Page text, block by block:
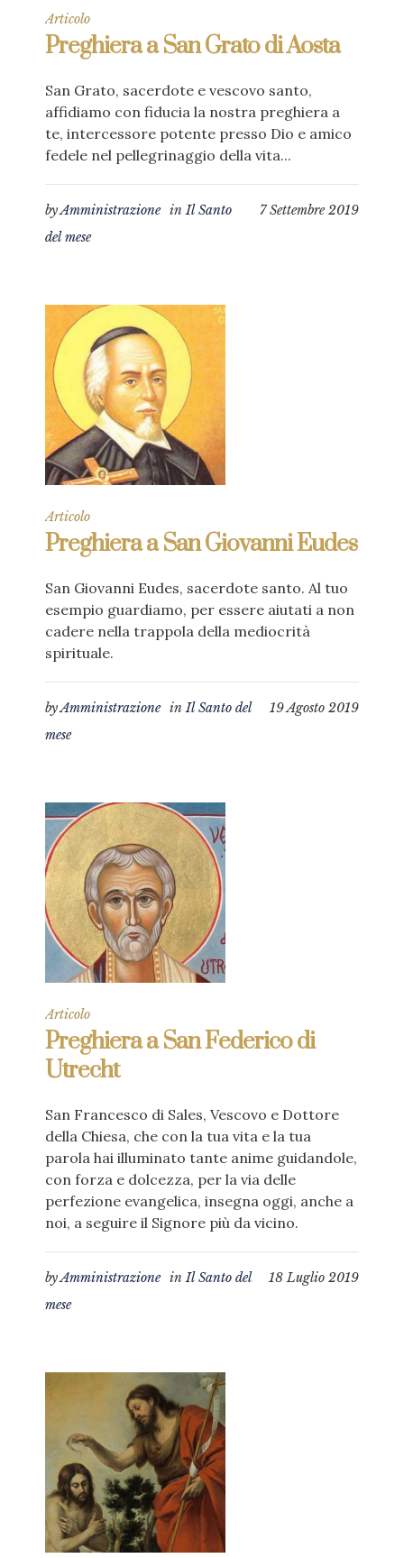
Articolo
Preghiera a San Grato di Aosta
San Grato, sacerdote e vescovo santo,
affidiamo con fiducia la nostra preghiera a
te, intercessore potente presso Dio e amico
fedele nel pellegrinaggio della vita...
7 Settembre 2019
byAmministrazione inIl Santo
del mese
Articolo
Preghiera a San Giovanni Eudes
San Giovanni Eudes, sacerdote santo. Al tuo
esempio guardiamo, per essere aiutati a non
cadere nella trappola della mediocrità
spirituale.
19 Agosto 2019
byAmministrazione inIl Santo del
mese
Articolo
Preghiera a San Federico di
Utrecht
San Francesco di Sales, Vescovo e Dottore
della Chiesa, che con la tua vita e la tua
parola hai illuminato tante anime guidandole,
con forza e dolcezza, per la via delle
perfezione evangelica, insegna oggi, anche a
noi, a seguire il Signore più da vicino.
18 Luglio 2019
byAmministrazione inIl Santo del
mese